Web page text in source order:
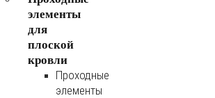
элементы
для
плоской
кровли
Проходные
элементы